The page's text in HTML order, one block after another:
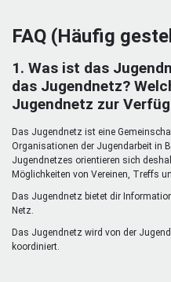
Jugendnetz
Freizeit & Reisen
Mentoren & Projekte
Schule & Beruf
Demokratie & Beteiligung
Vor Ort
FAQ (Häufig
1. Was ist das
das Jugendnetz?
Jugendnetz zur
Das Jugendnetz ist eine
Organisationen der Jugendarbeit in
Jugendnetzes orientieren sich
Möglichkeiten von Vereinen, Treffs
Das Jugendnetz bietet dir
Netz.
Das Jugendnetz wird von der
koordiniert.